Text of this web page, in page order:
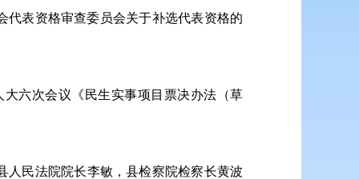
代表资格审查委员会关于补选代表资格的
六次会议《民生实事项目票决办法（草
人民法院院长李敏，县检察院检察长黄波